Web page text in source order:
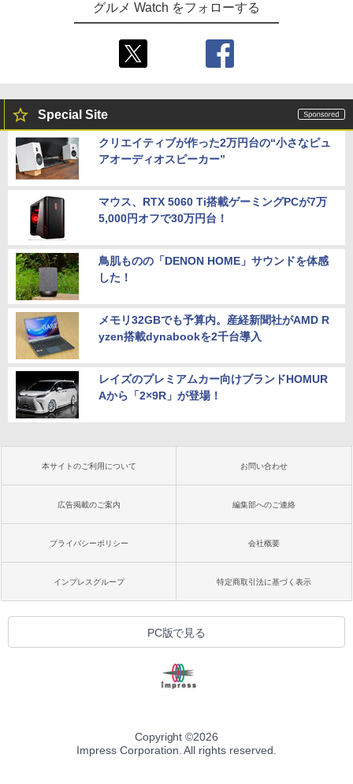
グルメ Watch をフォローする
Special Site
クリエイティブが作った2万円台の“小さなピュ
アオーディオスピーカー”
マウス、RTX 5060 Ti搭載ゲーミングPCが7万
5,000円オフで30万円台！
鳥肌ものの「DENON HOME」サウンドを体感
した！
メモリ32GBでも予算内。産経新聞社がAMD R
yzen搭載dynabookを2千台導入
レイズのプレミアムカー向けブランドHOMUR
Aから「2×9R」が登場！
本サイトのご利用について お問い合わせ
広告掲載のご案内 編集部へのご連絡
プライバシーポリシー 会社概要
インプレスグループ 特定商取引法に基づく表示
PC版で見る
Copyright ©2026
Impress Corporation. All rights reserved.